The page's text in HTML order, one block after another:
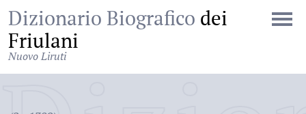
Dizionario Biografico dei
Friulani
Nuovo Liruti